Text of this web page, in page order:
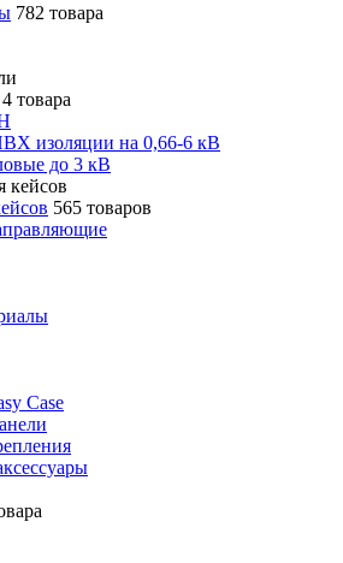
782 товара
4 товара
изоляции на 0,66-6 кВ
до 3 кВ
565 товаров
Case